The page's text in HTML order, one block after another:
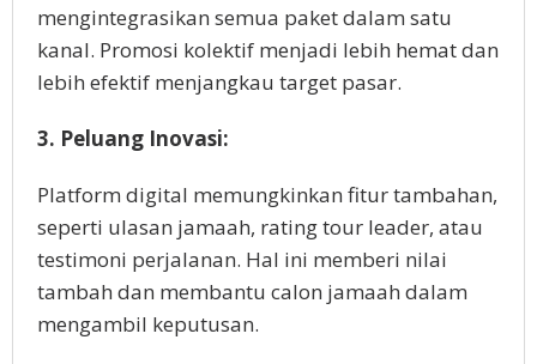
mengintegrasikan semua paket dalam satu
kanal. Promosi kolektif menjadi lebih hemat dan
lebih efektif menjangkau target pasar.
3. Peluang Inovasi:
Platform digital memungkinkan fitur tambahan,
seperti ulasan jamaah, rating tour leader, atau
testimoni perjalanan. Hal ini memberi nilai
tambah dan membantu calon jamaah dalam
mengambil keputusan.